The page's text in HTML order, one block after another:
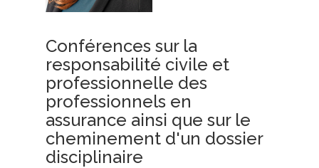
Conférences sur la
responsabilité civile et
professionnelle des
professionnels en
assurance ainsi que sur le
cheminement d'un dossier
disciplinaire